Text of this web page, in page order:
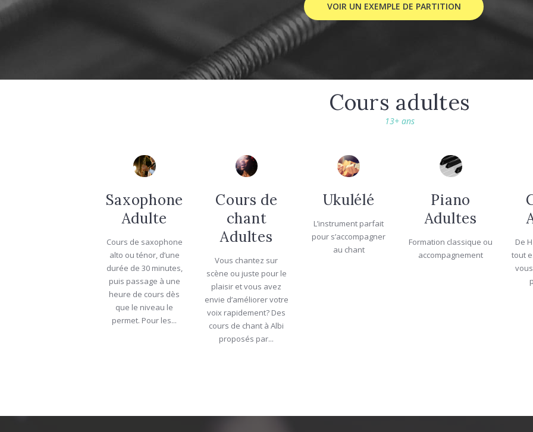
VOIR UN EXEMPLE DE PARTITION
Cours adultes
13+ ans
Saxophone
Adulte
Cours de saxophone
alto ou ténor, d’une
durée de 30 minutes,
puis passage à une
heure de cours dès
que le niveau le
permet. Pour les...
Cours de
chant
Adultes
Vous chantez sur
scène ou juste pour le
plaisir et vous avez
envie d’améliorer votre
voix rapidement? Des
cours de chant à Albi
proposés par...
Ukulélé
L’instrument parfait
pour s’accompagner
au chant
Piano
Adultes
Formation classique ou
accompagnement
De
tout